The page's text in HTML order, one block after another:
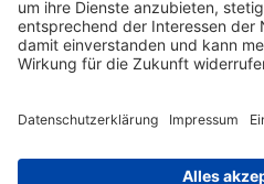
Unternehmen